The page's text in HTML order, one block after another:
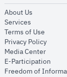
About Us
Services
Terms of Use
Privacy Policyopens
Media Centeropens
E-Participation
Freedom of